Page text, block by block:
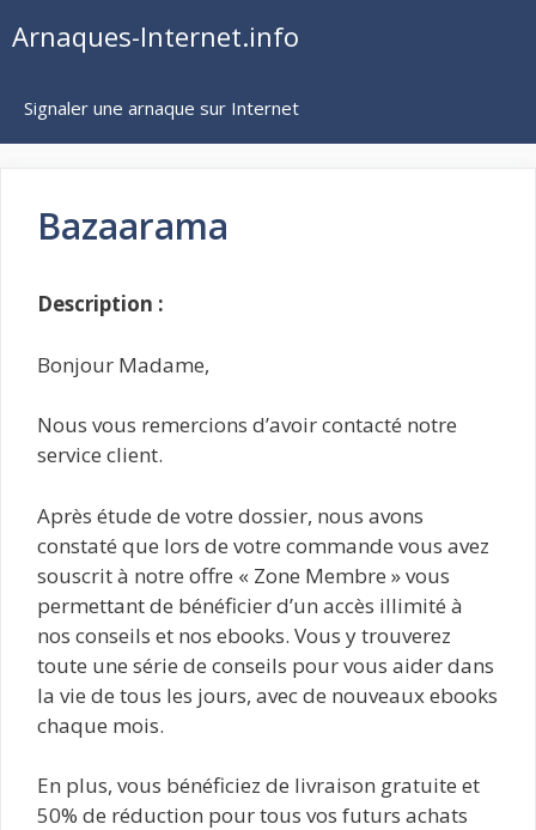
auArnaques-Internet.info
Signaler une arnaque sur Internet
Bazaarama
Description :
Bonjour Madame,
Nous vous remercions d’avoir contacté notre
service client.
Après étude de votre dossier, nous avons
constaté que lors de votre commande vous avez
souscrit à notre offre « Zone Membre » vous
permettant de bénéficier d’un accès illimité à
nos conseils et nos ebooks. Vous y trouverez
toute une série de conseils pour vous aider dans
la vie de tous les jours, avec de nouveaux ebooks
chaque mois.
En plus, vous bénéficiez de livraison gratuite et
50% de réduction pour tous vos futurs achats